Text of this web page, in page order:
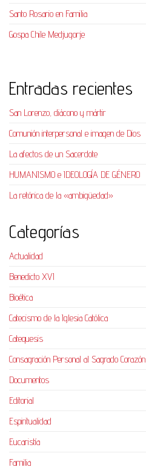
Santo Rosario en Familia
Gospa Chile Medjugorje
Entradas recientes
San Lorenzo, diácono y mártir
Comunión interpersonal e imagen de Dios
La afectos de un Sacerdote
HUMANISMO e IDEOLOGÍA DE GÉNERO
La retórica de la «ambigüedad»
Categorías
Actualidad
Benedicto XVI
Bioética
Catecismo de la Iglesia Católica
Catequesis
Consagración Personal al Sagrado Corazón
Documentos
Editorial
Espiritualidad
Eucaristía
Familia